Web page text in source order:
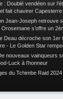
: Doublé vendéen sur
fait chavirer Capesterre
Jean-Joseph retrouve
s’offre un
Deau décroche son 1er
- Le Golden Star
nouveaux vainqueurs
Luck à l’honneur
du Tchimbe Raid 2024